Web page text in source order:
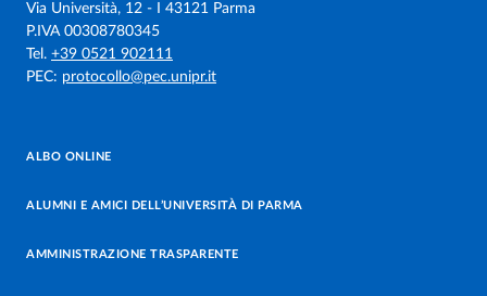
Via Università, 12 - I 43121 Parma
P.IVA 00308780345
Tel. +39 0521 902111
PEC: protocollo@pec.unipr.it
ALBO ONLINE
ALUMNI E AMICI DELL’UNIVERSITÀ DI PARMA
AMMINISTRAZIONE TRASPARENTE